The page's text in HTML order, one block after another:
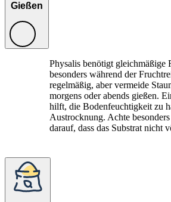
Gießen
Physalis benötigt gleichmäßige
besonders während der
regelmäßig, aber vermeide
morgens oder abends gießen.
hilft, die Bodenfeuchtigkeit zu
Austrocknung. Achte
darauf, dass das Substrat nicht